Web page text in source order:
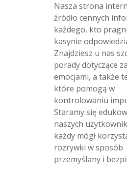
Nasza strona
źródło cennych
każdego, kto
kasynie
Znajdziesz u nas
porady dotyczące
emocjami, a także
które pomogą w
kontrolowaniu
Staramy się
naszych
każdy mógł
rozrywki w sposób
przemyślany i